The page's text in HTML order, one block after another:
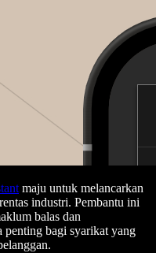
maju untuk melancarkan
industri. Pembantu ini
balas dan
bagi syarikat yang